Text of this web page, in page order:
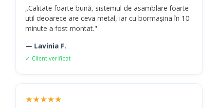
„Calitate foarte bună, sistemul de asamblare foarte
util deoarece are ceva metal, iar cu bormașina în 10
minute a fost montat."
— Lavinia F.
✓ Client verificat
★★★★★